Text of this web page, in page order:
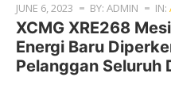
JUNE 6, 2023 BY: ADMIN IN:
XCMG XRE268
Energi Baru
Pelanggan Seluruh